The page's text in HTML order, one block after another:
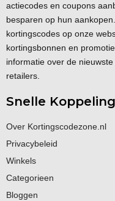
actiecodes en coupons
besparen op hun
kortingscodes op onze
kortingsbonnen en
informatie over de
retailers.
Snelle
Over Kortingscodezone.nl
Privacybeleid
Winkels
Categorieen
Bloggen